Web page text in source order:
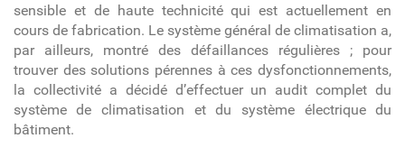
sensible et de haute technicité qui est actuellement en
cours de fabrication. Le système général de climatisation a,
par ailleurs, montré des défaillances régulières ; pour
trouver des solutions pérennes à ces dysfonctionnements,
la collectivité a décidé d’effectuer un audit complet du
système de climatisation et du système électrique du
bâtiment.